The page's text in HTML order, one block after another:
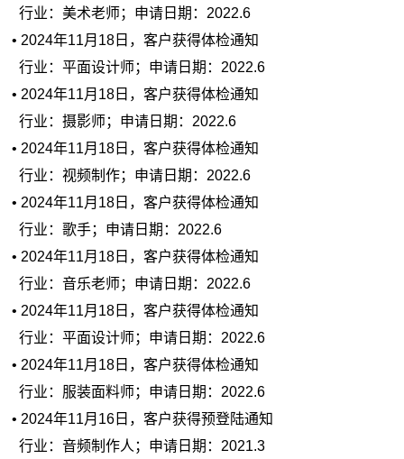
行业：美术老师；申请日期：2022.6
• 2024年11月18日，客户获得体检通知
行业：平面设计师；申请日期：2022.6
• 2024年11月18日，客户获得体检通知
行业：摄影师；申请日期：2022.6
• 2024年11月18日，客户获得体检通知
行业：视频制作；申请日期：2022.6
• 2024年11月18日，客户获得体检通知
行业：歌手；申请日期：2022.6
• 2024年11月18日，客户获得体检通知
行业：音乐老师；申请日期：2022.6
• 2024年11月18日，客户获得体检通知
行业：平面设计师；申请日期：2022.6
• 2024年11月18日，客户获得体检通知
行业：服装面料师；申请日期：2022.6
• 2024年11月16日，客户获得预登陆通知
行业：音频制作人；申请日期：2021.3